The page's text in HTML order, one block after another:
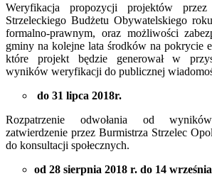
Weryfikacja propozycji projektów
Strzeleckiego Budżetu Obywatelskiego
formalno-prawnym, oraz możliwości
gminy na kolejne lata środków na pokrycie
które projekt będzie generował w
wyników weryfikacji do publicznej
do 31 lipca 2018r.
Rozpatrzenie odwołania od
zatwierdzenie przez Burmistrza Strzelec
do konsultacji społecznych.
od 28 sierpnia 2018 r. do 14